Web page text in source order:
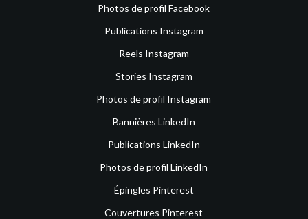
Photos de profil Facebook
Publications Instagram
Reels Instagram
Stories Instagram
Photos de profil Instagram
Bannières LinkedIn
Publications LinkedIn
Photos de profil LinkedIn
Épingles Pinterest
Couvertures Pinterest